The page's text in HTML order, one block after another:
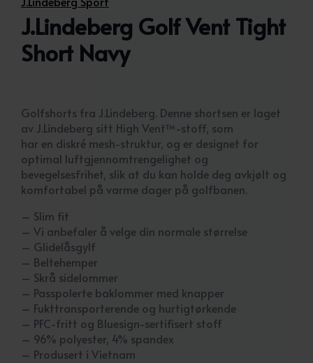
J.Lindeberg Golf Vent Tight
Short Navy
Golfshorts fra J.Lindeberg. Denne shortsen er laget
av J.Lindeberg sitt High Vent™-stoff, som
har en diskré mesh-struktur, og er designet for
optimal luftgjennomtrengelighet og
bevegelsesfrihet, slik at du kan holde deg avkjølt og
komfortabel på varme dager på golfbanen.
– Slim fit
– Vi anbefaler å velge din normale størrelse
– Glidelåsgylf
– Beltehemper
– Skrå sidelommer
– Passpolerte baklommer med knapper
– Fukttransporterende og hurtigtørkende
– PFC-fritt og Bluesign-sertifisert stoff
– 96% polyester, 4% spandex
– Produsert i Vietnam